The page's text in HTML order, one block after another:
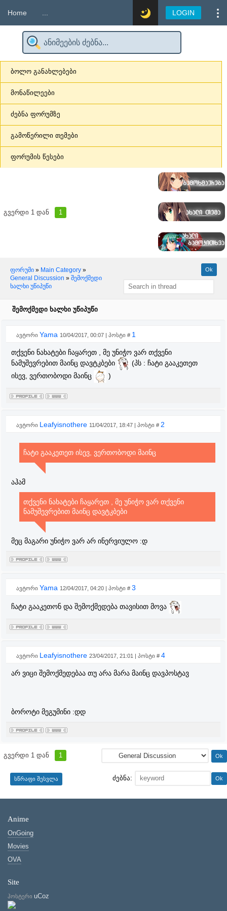
Home LOGIN
ბოლო განახლებები
მონაწილეები
ძებნა ფორუმზე
გამოწერილი თემები
ფორუმის წესები
გვერდი 1 დან 1
ფორუმი » Main Category »
General Discussion » შემოქმედი
ხალხი უწიპუწი
შემოქმედი ხალხი უწიპუწი
ავტორი Yama 10/04/2017, 00:07 | პოსტი # 1
თქვენი ნახატები ჩაყარეთ , მე უნიჭო ვარ თქვენი
ნამუშევრებით მაინც დავტკბები
(პს : ჩატი გააკეთეთ
ისევ, ვერთობოდი მაინც
)
ავტორი Leafyisnothere 11/04/2017, 18:47 | პოსტი # 2
ჩატი გააკეთეთ ისევ, ვერთობოდი მაინც
აჰამ
თქვენი ნახატები ჩაყარეთ , მე უნიჭო ვარ თქვენი
ნამუშევრებით მაინც დავტკბები
მეც მაგარი უნიჭო ვარ არ ინერვიულო :დ
ავტორი Yama 12/04/2017, 04:20 | პოსტი # 3
ჩატი გააკეთონ და შემოქმედება თავისით მოვა
ავტორი Leafyisnothere 23/04/2017, 21:01 | პოსტი # 4
არ ვიცი შემოქმედებაა თუ არა მარა მაინც დავპოსტავ
ბოროტი მეგუმინი :დდ
გვერდი 1 დან 1
ძებნა:
Anime
OnGoing
Movies
OVA
Site
ჰოსტერი uCoz